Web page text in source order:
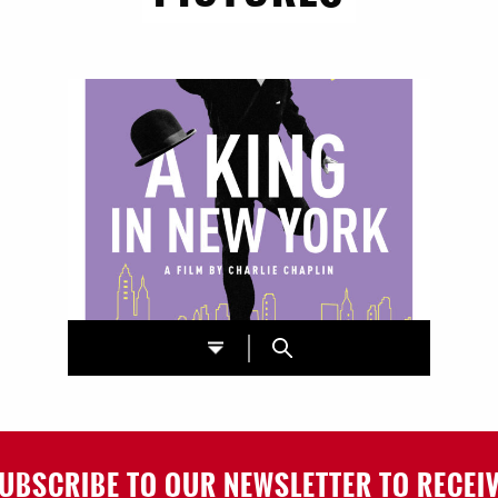
TO OUR NEWSLETTER TO